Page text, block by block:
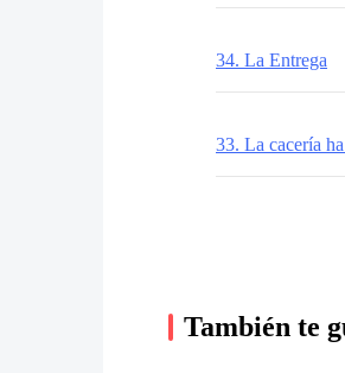
34. La Entrega
33. La cacería
También te